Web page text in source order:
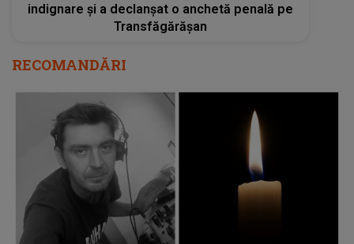
indignare și a declanșat o anchetă penală pe
Transfăgărășan
RECOMANDĂRI